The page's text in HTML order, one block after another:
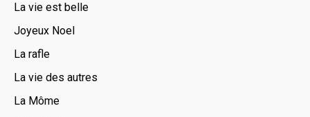
La vie est belle
Joyeux Noel
La rafle
La vie des autres
La Môme